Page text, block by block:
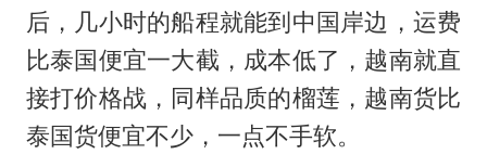
后，几小时的船程就能到中国岸边，运费
比泰国便宜一大截，成本低了，越南就直
接打价格战，同样品质的榴莲，越南货比
泰国货便宜不少，一点不手软。